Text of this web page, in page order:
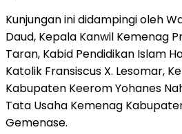
Kunjungan ini didampingi oleh
Daud, Kepala Kanwil Kemenag
Taran, Kabid Pendidikan Islam
Katolik Fransiscus X. Lesomar,
Kabupaten Keerom Yohanes
Tata Usaha Kemenag
Gemenase.